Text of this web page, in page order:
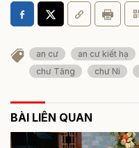
an cư an cư kiết hạ
chư Tăng
chư Ni
BÀI LIÊN QUAN